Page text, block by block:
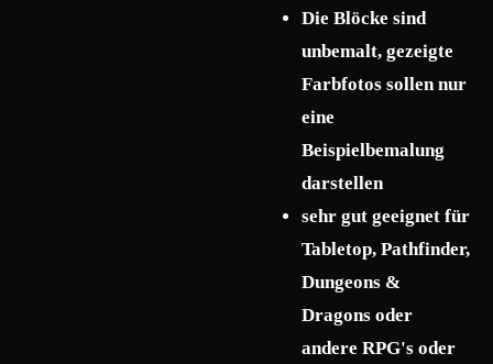
Die Blöcke sind
unbemalt, gezeigte
Farbfotos sollen nur
eine
Beispielbemalung
darstellen
sehr gut geeignet für
Tabletop, Pathfinder,
Dungeons &
Dragons oder
andere RPG's oder